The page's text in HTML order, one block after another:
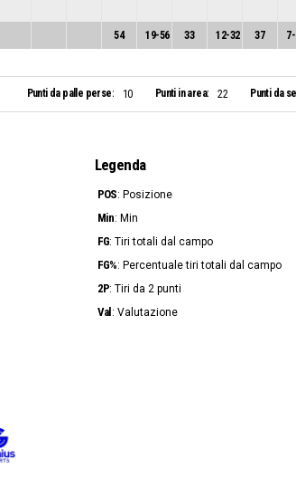
54 19-56 33 12-32 37 7-
Punti da palle perse: 10 Punti in area: 22
Legenda
POS: Posizione
Min: Min
FG: Tiri totali dal campo
FG%: Percentuale tiri totali dal campo
2P: Tiri da 2 punti
Val : Valutazione